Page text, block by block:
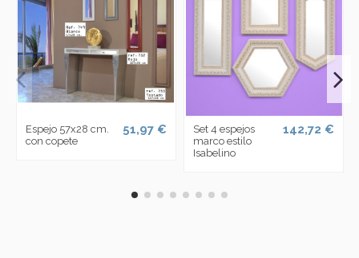
Espejo 57x28 cm.
con copete
51,97 €
Set 4 espejos
marco estilo
Isabelino
142,72 €